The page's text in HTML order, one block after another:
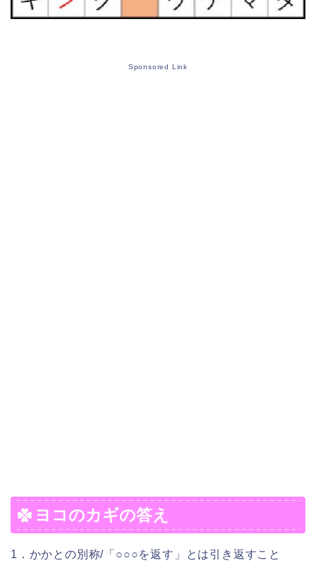
Sponsored Link
ヨコのカギの答え
1．かかとの別称/「○○○を返す」とは引き返すこと